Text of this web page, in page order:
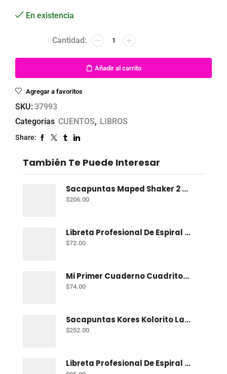
En existencia
Añadir al carrito
Agregar a favoritos
SKU:37993
Categorías CUENTOS, LIBROS
Share:
También Te Puede Interesar
Sacapuntas Maped Shaker 2 Orificios - Bote Con 12
$206.00
Libreta Profesional De Espiral Norma Color 100 H C-7
$72.00
Mi Primer Cuaderno Cuadritos "A" (10Mm) 50 Hojas Norma
$74.00
Sacapuntas Kores Kolorito Lapiz 1 Orif C/20
$252.00
Libreta Profesional De Espiral Printaform Arcoiris Pastel 100 H Ry